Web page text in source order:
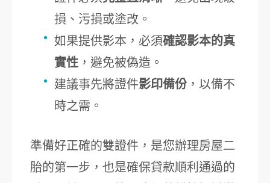
損、污損或塗改。
如果提供影本，必須確認影本的真
實性 ，避免被偽造。
建議事先將證件影印備份 ，以備不
時之需。
準備好正確的雙證件，是您辦理房屋二
胎的第一步，也是確保貸款順利通過的